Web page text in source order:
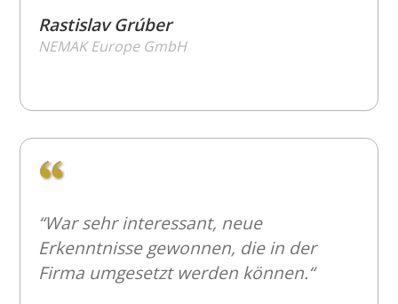
Rastislav Grúber
NEMAK Europe GmbH
“War sehr interessant, neue
Erkenntnisse gewonnen, die in der
Firma umgesetzt werden können.“